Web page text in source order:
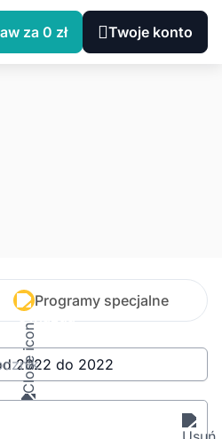
za 0 zł Twoje konto
Programy specjalne